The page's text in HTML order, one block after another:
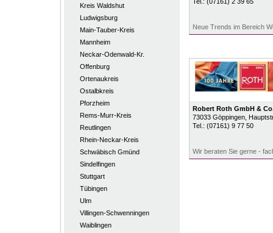
Kreis Waldshut
Ludwigsburg
Main-Tauber-Kreis
Mannheim
Neckar-Odenwald-Kr.
Offenburg
Ortenaukreis
Ostalbkreis
Pforzheim
Rems-Murr-Kreis
Reutlingen
Rhein-Neckar-Kreis
Schwäbisch Gmünd
Sindelfingen
Stuttgart
Tübingen
Ulm
Villingen-Schwenningen
Waiblingen
Neue Trends im Bereich
Robert Roth GmbH &
73033 Göppingen,
Tel.: (07161) 9 77 50
Wir beraten Sie gerne -